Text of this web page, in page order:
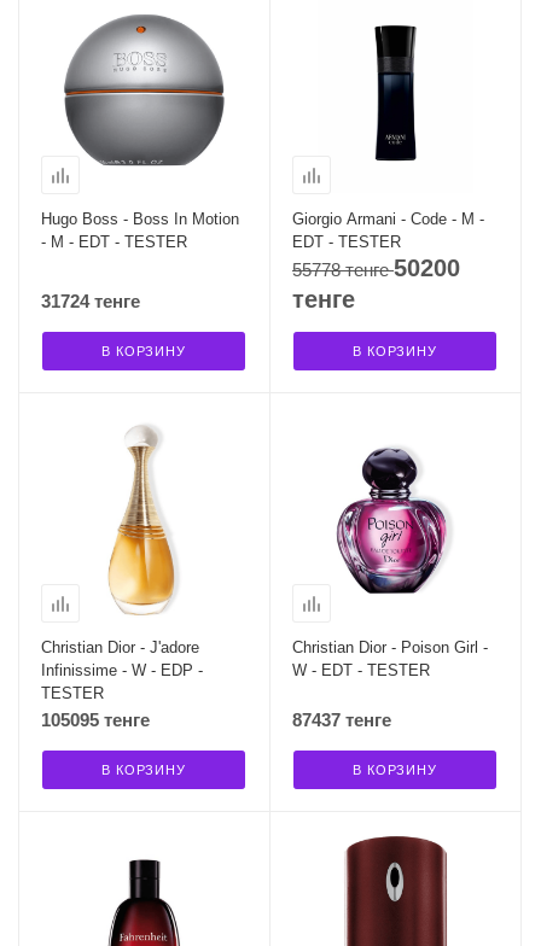
Hugo Boss - Boss In Motion
- M - EDT - TESTER
31724 тенге
В КОРЗИНУ
Giorgio Armani - Code - M -
EDT - TESTER
55778 тенге50200
тенге
В КОРЗИНУ
Christian Dior - J'adore
Infinissime - W - EDP -
TESTER
105095 тенге
В КОРЗИНУ
Christian Dior - Poison Girl -
W - EDT - TESTER
87437 тенге
В КОРЗИНУ